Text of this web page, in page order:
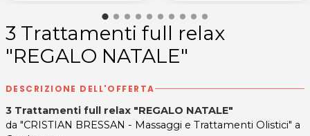
3 Trattamenti full relax
"REGALO NATALE"
DESCRIZIONE DELL'OFFERTA
3 Trattamenti full relax "REGALO NATALE"
da "CRISTIAN BRESSAN - Massaggi e Trattamenti Olistici" a